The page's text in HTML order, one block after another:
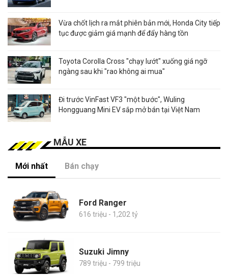
Vừa chốt lịch ra mắt phiên bản mới, Honda City tiếp
tục được giảm giá mạnh để đẩy hàng tồn
Toyota Corolla Cross "chạy lướt" xuống giá ngỡ
ngàng sau khi "rao không ai mua"
Đi trước VinFast VF3 "một bước", Wuling
Hongguang Mini EV sắp mở bán tại Việt Nam
MẪU XE
Mới nhất Bán chạy
Ford Ranger
616 triệu - 1,202 tỷ
Suzuki Jimny
789 triệu - 799 triệu